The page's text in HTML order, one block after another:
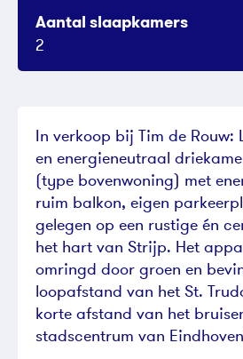
Aantal slaapkamers
2
In verkoop bij Tim de Rouw:
en energieneutraal
(type bovenwoning) met
ruim balkon, eigen
gelegen op een rustige én
het hart van Strijp. Het
omringd door groen en
loopafstand van het St.
korte afstand van het
stadscentrum van